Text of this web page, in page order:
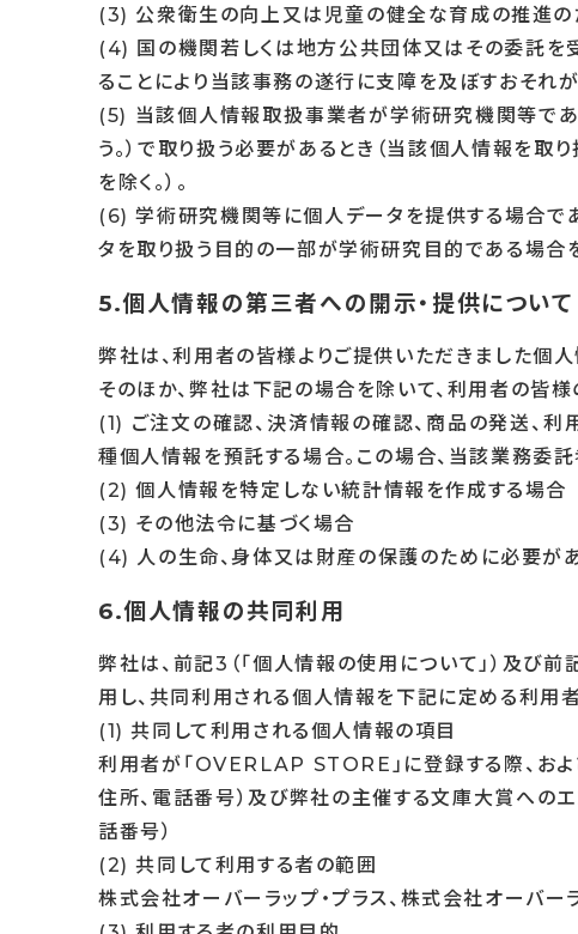
(3) 公衆衛生の向上又は児童の健全な育成の推進の
(4) 国の機関若しくは地方公共団体又はその委託を
ることにより当該事務の遂行に支障を及ぼすおそれが
(5) 当該個人情報取扱事業者が学術研究機関等であ
う。）で取り扱う必要があるとき（当該個人情報を
を除く。）。
(6) 学術研究機関等に個人データを提供する場合で
タを取り扱う目的の一部が学術研究目的である場合
5.個人情報の第三者への開示・提供について
弊社は、利用者の皆様よりご提供いただきました個
そのほか、弊社は下記の場合を除いて、利用者の皆
(1) ご注文の確認、決済情報の確認、商品の発送、
種個人情報を預託する場合。この場合、当該業務委
(2) 個人情報を特定しない統計情報を作成する場合
(3) その他法令に基づく場合
(4) 人の生命、身体又は財産の保護のために必要が
6.個人情報の共同利用
弊社は、前記3（「個人情報の使用について」）及び
用し、共同利用される個人情報を下記に定める利用者
(1) 共同して利用される個人情報の項目
利用者が「OVERLAP STORE」に登録する際、およ
住所、電話番号）及び弊社の主催する文庫大賞へのエ
話番号）
(2) 共同して利用する者の範囲
株式会社オーバーラップ・プラス、株式会社オーバー